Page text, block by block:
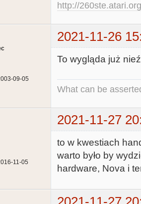
http://260ste.atari.org
2021-11-26
09-05
To wygląda już
What can be
2021-11-27
11-05
to w kwestiach
warto było by
hardware, Nova i